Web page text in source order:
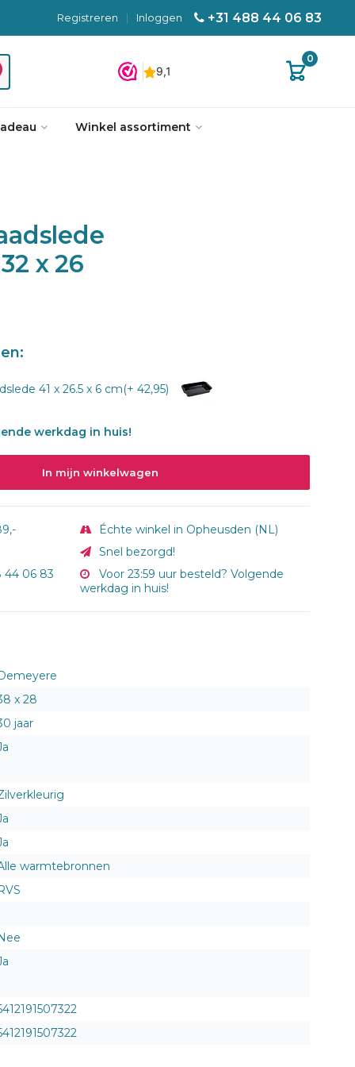
+31 488 44 06 83
Inloggen
|
Registreren
0
Winkel assortiment
x 26
41 x 26.5 x 6 cm(+ 42,95)
werkdag in huis!
In mijn winkelwagen
Échte winkel in Opheusden (NL)
Snel bezorgd!
44 06 83
Voor 23:59 uur besteld? Volgende
werkdag in huis!
x 28
jaar
warmtebronnen